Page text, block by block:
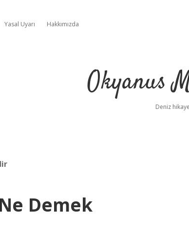
Yasal Uyarı Hakkımızda
Okyanus
Deniz
Demek